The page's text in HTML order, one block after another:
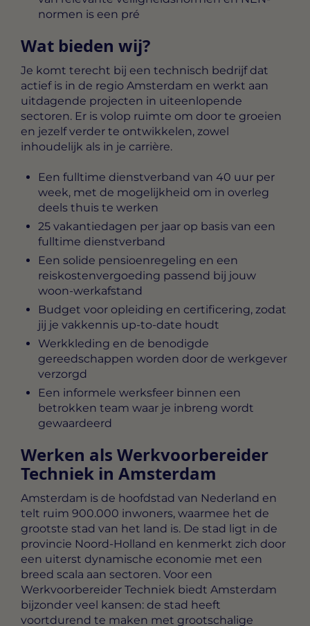
normen is een pré
Wat bieden wij?
Je komt terecht bij een technisch bedrijf dat
actief is in de regio Amsterdam en werkt aan
uitdagende projecten in uiteenlopende
sectoren. Er is volop ruimte om door te groeien
en jezelf verder te ontwikkelen, zowel
inhoudelijk als in je carrière.
Een fulltime dienstverband van 40 uur per
week, met de mogelijkheid om in overleg
deels thuis te werken
25 vakantiedagen per jaar op basis van een
fulltime dienstverband
Een solide pensioenregeling en een
reiskostenvergoeding passend bij jouw
woon-werkafstand
Budget voor opleiding en certificering, zodat
jij je vakkennis up-to-date houdt
Werkkleding en de benodigde
gereedschappen worden door de werkgever
verzorgd
Een informele werksfeer binnen een
betrokken team waar je inbreng wordt
gewaardeerd
Werken als Werkvoorbereider
Techniek in Amsterdam
Amsterdam is de hoofdstad van Nederland en
telt ruim 900.000 inwoners, waarmee het de
grootste stad van het land is. De stad ligt in de
provincie Noord-Holland en kenmerkt zich door
een uiterst dynamische economie met een
breed scala aan sectoren. Voor een
Werkvoorbereider Techniek biedt Amsterdam
bijzonder veel kansen: de stad heeft
voortdurend te maken met grootschalige